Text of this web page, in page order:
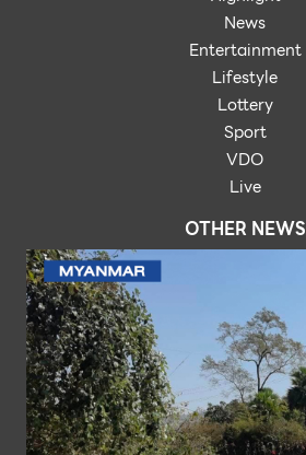
News
Entertainment
Lifestyle
Lottery
Sport
VDO
Live
OTHER NEWS